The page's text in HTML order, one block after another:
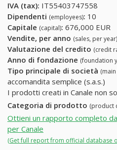
IVA (tax): IT55403747558
Dipendenti (employees): 10
Capitale (capital): 676,000 EUR
Vendite, per anno (sales, per year)
Valutazione del credito (credit
Anno di fondazione (foundation
Tipo principale di società
accomandita semplice (s.a.s.)
I prodotti creati in Canale non
Categoria di prodotto (product
Ottieni un rapporto completo
per Canale
(Get full report from official database